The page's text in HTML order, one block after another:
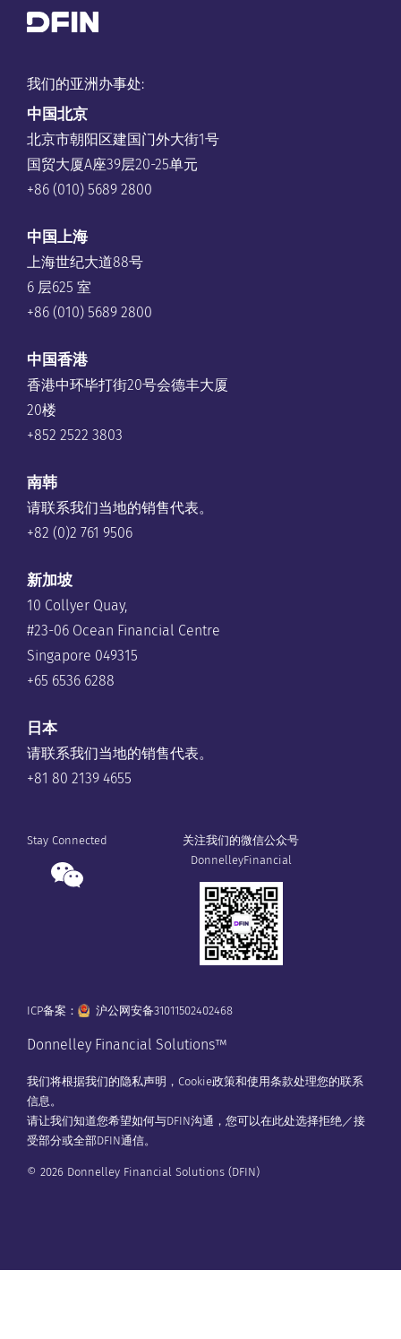
我们的亚洲办事处:
中国北京
北京市朝阳区建国门外大街1号
国贸大厦A座39层20-25单元
+86 (010) 5689 2800
中国上海
上海世纪大道88号
6 层625 室
+86 (010) 5689 2800
中国香港
香港中环毕打街20号会德丰大厦
20楼
+852 2522 3803
南韩
请联系我们当地的销售代表。
+82 (0)2 761 9506
新加坡
10 Collyer Quay,
#23-06 Ocean Financial Centre
Singapore 049315
+65 6536 6288
日本
请联系我们当地的销售代表。
+81 80 2139 4655
Stay Connected
关注我们的微信公众号
DonnelleyFinancial
ICP备案： 沪公网安备31011502402468
Donnelley Financial Solutions™
我们将根据我们的隐私声明 ， Cookie政策和使用条款处理您的联系
信息。
请让我们知道您希望如何与DFIN沟通，您可以在此处选择拒绝／接
受部分或全部DFIN通信。
© 2026 Donnelley Financial Solutions (DFIN)